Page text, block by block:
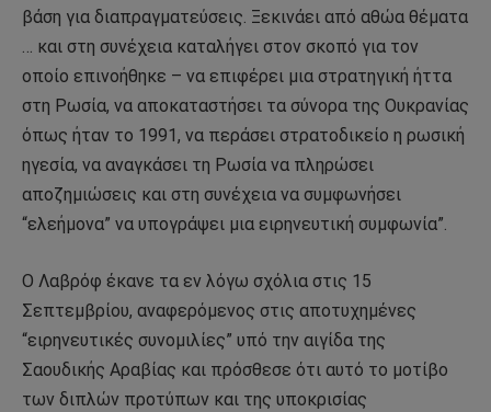
βάση για διαπραγματεύσεις. Ξεκινάει από αθώα θέματα
… και στη συνέχεια καταλήγει στον σκοπό για τον
οποίο επινοήθηκε – να επιφέρει μια στρατηγική ήττα
στη Ρωσία, να αποκαταστήσει τα σύνορα της Ουκρανίας
όπως ήταν το 1991, να περάσει στρατοδικείο η ρωσική
ηγεσία, να αναγκάσει τη Ρωσία να πληρώσει
αποζημιώσεις και στη συνέχεια να συμφωνήσει
“ελεήμονα” να υπογράψει μια ειρηνευτική συμφωνία”.
Ο Λαβρόφ έκανε τα εν λόγω σχόλια στις 15
Σεπτεμβρίου, αναφερόμενος στις αποτυχημένες
“ειρηνευτικές συνομιλίες” υπό την αιγίδα της
Σαουδικής Αραβίας και πρόσθεσε ότι αυτό το μοτίβο
των διπλών προτύπων και της υποκρισίας